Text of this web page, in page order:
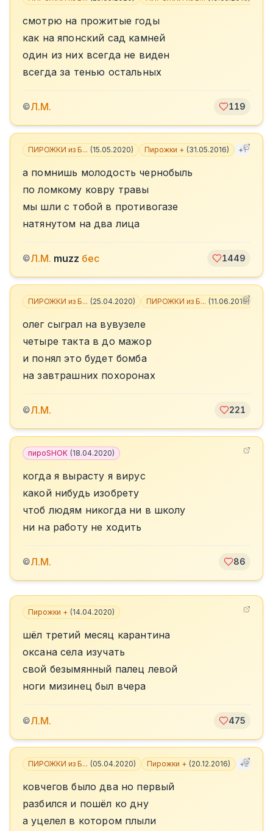
смотрю на прожитые годы
как на японский сад камней
один из них всегда не виден
всегда за тенью остальных
©Л.М. 119
ПИРОЖКИ из Б... (15.05.2020) Пирожки + (31.05.2016) +1
а помнишь молодость чернобыль
по ломкому ковру травы
мы шли с тобой в противогазе
натянутом на два лица
©Л.М. muzz бес 1449
ПИРОЖКИ из Б... (25.04.2020) ПИРОЖКИ из Б... (11.06.2019)
олег сыграл на вувузеле
четыре такта в до мажор
и понял это будет бомба
на завтрашних похоронах
©Л.М. 221
пироSHOK (18.04.2020)
когда я вырасту я вирус
какой нибудь изобрету
чтоб людям никогда ни в школу
ни на работу не ходить
©Л.М. 86
Пирожки + (14.04.2020)
шёл третий месяц карантина
оксана села изучать
свой безымянный палец левой
ноги мизинец был вчера
©Л.М. 475
ПИРОЖКИ из Б... (05.04.2020) Пирожки + (20.12.2016) +2
ковчегов было два но первый
разбился и пошёл ко дну
а уцелел в котором плыли